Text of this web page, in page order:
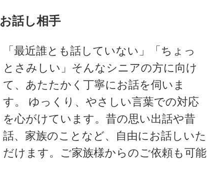
話し相手
「最近誰とも話していない」「ちょっ
とさみしい」そんなシニアの方に向け
て、あたたかく丁寧にお話を伺いま
す。 ゆっくり、やさしい言葉での対応
を心がけています。昔の思い出話や昔
話、家族のことなど、自由にお話しいた
だけます。ご家族様からのご依頼も可能